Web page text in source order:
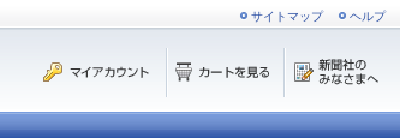
サイトマップ ヘルプ